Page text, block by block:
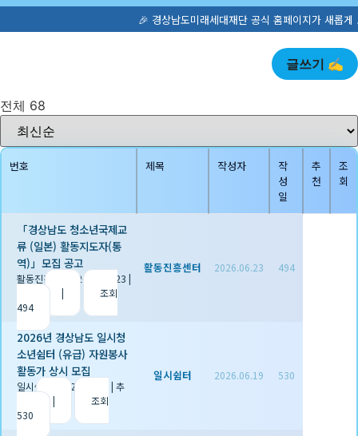
🎉 경상남도미래세대재단 공식 홈페이지가 새롭게 오픈했습니다
글쓰기 ✍️
전체 68
번호 제목 작성자
작
성
일
추
천
조
회
「경상남도 청소년국제교
류 (일본) 활동지도자(통
역)」모집 공고
활동진흥센터 2026.06.23 |
|
조회
494
활동진흥센터 2026.06.23 494
2026년 경상남도 일시청
소년쉼터 (유급) 자원봉사
활동가 상시 모집
일시쉼터 2026.06.19 | 추
|
조회
530
일시쉼터 2026.06.19 530